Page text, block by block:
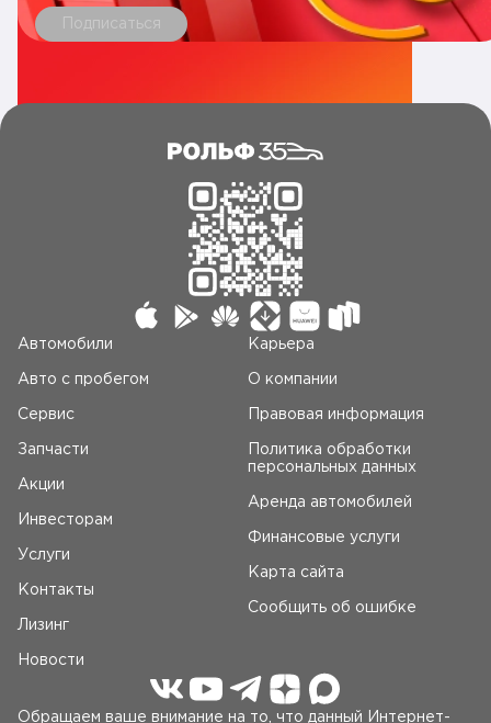
Подписаться
Автомобили
Авто c пробегом
Сервис
Запчасти
Акции
Инвесторам
Услуги
Контакты
Лизинг
Новости
Карьера
О компании
Правовая информация
Политика обработки
персональных данных
Аренда автомобилей
Финансовые услуги
Карта сайта
Сообщить об ошибке
Обращаем ваше внимание на то, что данный Интернет-